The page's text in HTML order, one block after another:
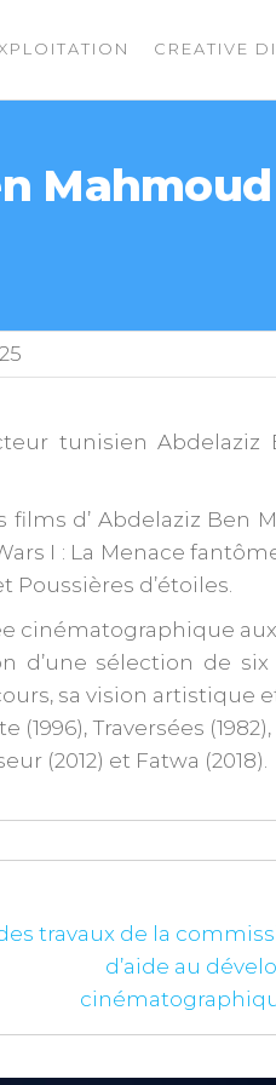
CREATIVE
Mahmoud
tunisien Abdelaziz
d’ Abdelaziz Ben
I : La Menace
Poussières d’étoiles.
cinématographique
d’une sélection de
sa vision artistique
Traversées
(2012) et Fatwa (2018).
travaux de la
d’aide au